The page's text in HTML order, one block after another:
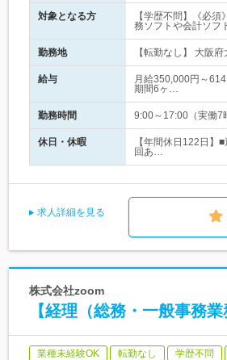
対象となる方
【学歴不問】《必
務ソフトや会計ソフ
勤務地 【転勤なし】 大阪
給与
月給350,000円～
期間6ヶ…
勤務時間 9:00～17:00（実働
休日・休暇
【年間休日122日
回あ…
求人詳細を見る
株式会社zoom
【経理（総務・一般事務
業種未経験OK 転勤なし 学歴不問